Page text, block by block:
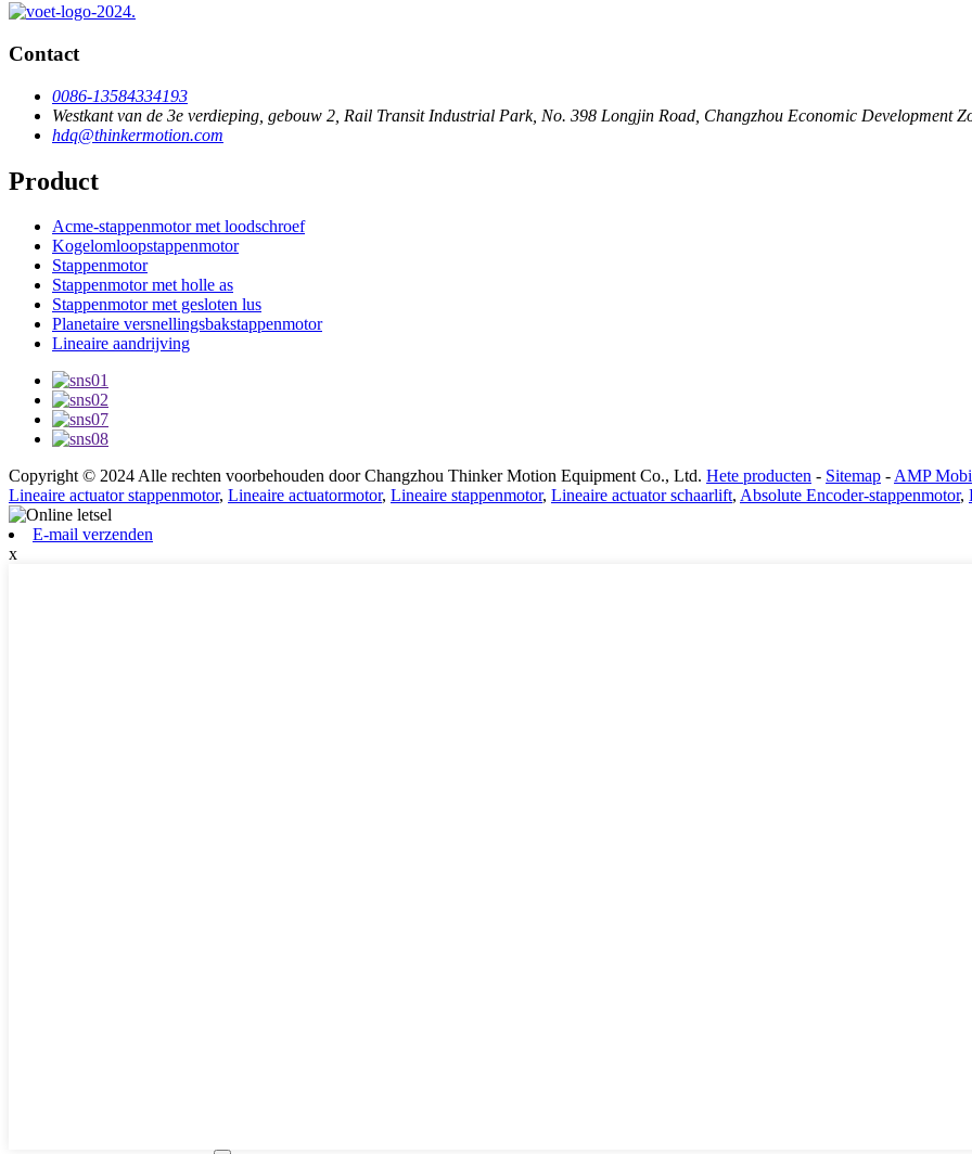
Contact
0086-13584334193
Westkant van de 3e verdieping, gebouw 2, Rail Transit Industrial Park, No. 398 Longjin Road, Changzhou Economic Development
hdq@thinkermotion.com
Product
Acme-stappenmotor met loodschroef
Kogelomloopstappenmotor
Stappenmotor
Stappenmotor met holle as
Stappenmotor met gesloten lus
Planetaire versnellingsbakstappenmotor
Lineaire aandrijving
Copyright © 2024 Alle rechten voorbehouden door Changzhou Thinker Motion Equipment Co., Ltd. Hete producten - Sitemap -AMP
Lineaire actuator stappenmotor, Lineaire actuatormotor, Lineaire stappenmotor, Lineaire actuator schaarlift, Absolute Encoder-stappenmotor,
E-mail verzenden
x